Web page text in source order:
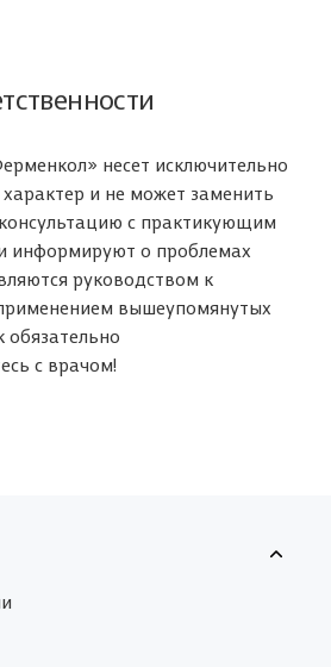
несет исключительно
и не может заменить
с практикующим
информируют о проблемах
руководством к
вышеупомянутых
обязательно
с врачом!